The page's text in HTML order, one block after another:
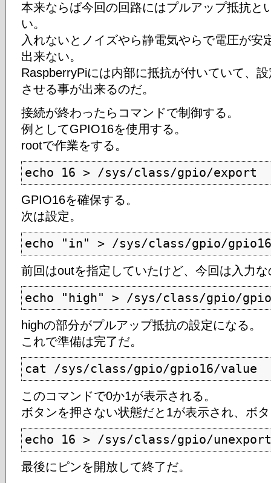
本来ならば今回の回路にはプルアップ抵抗と
い。
入れないとノイズやら静電気やらで電圧が安
出来ない。
RaspberryPiには内部に抵抗が付いていて、
させる事が出来るのだ。
接続が終わったらコマンドで制御する。
例としてGPIO16を使用する。
rootで作業をする。
echo 16 > /sys/class/gpio/export
GPIO16を確保する。
次は設定。
echo "in" > /sys/class/gpio/
前回はoutを指定していたけど、今回は入力
echo "high" > /sys/class/gpio/
highの部分がプルアップ抵抗の設定になる。
これで準備は完了だ。
cat /sys/class/gpio/gpio16/value
このコマンドで0か1が表示される。
ボタンを押さない状態だと1が表示され、ボ
echo 16 > /sys/class/gpio/unexport
最後にピンを開放して終了だ。